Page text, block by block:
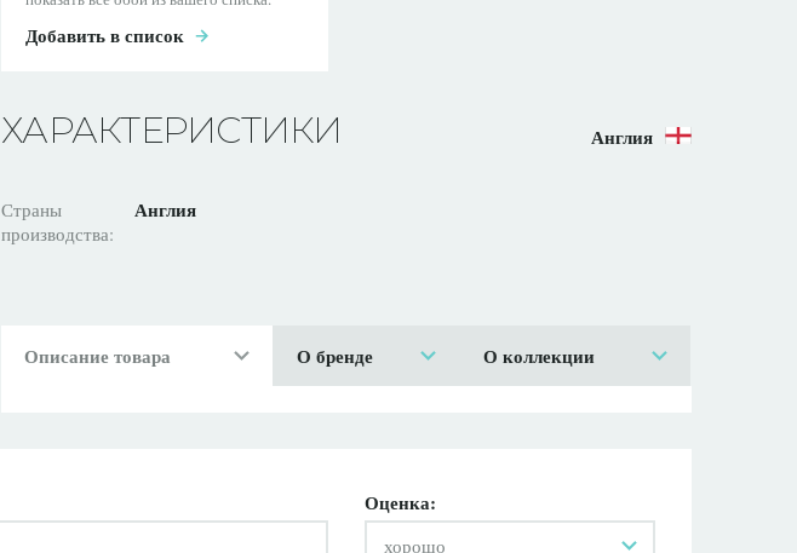
Добавить в список
ХАРАКТЕРИСТИКИ Англия
Страны
производства:
Англия
Описание товара О бренде О коллекции
Оценка:
хорошо